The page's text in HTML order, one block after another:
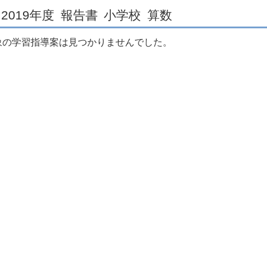
2019年度 報告書 小学校 算数
の学習指導案は見つかりませんでした。